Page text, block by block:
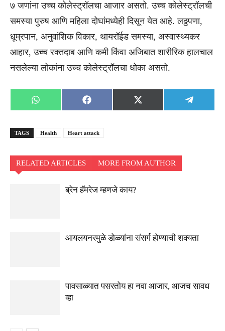
७ जणांना उच्च कोलेस्ट्रॉलचा आजार असतो. उच्च कोलेस्ट्रॉलची
समस्या पुरुष आणि महिला दोघांमध्येही दिसून येत आहे. लठ्ठपणा,
धूम्रपान, अनुवांशिक विकार, थायरॉईड समस्या, अस्वास्थ्यकर
आहार, उच्च रक्तदाब आणि कमी किंवा अजिबात शारीरिक हालचाल
नसलेल्या लोकांना उच्च कोलेस्ट्रॉलचा धोका असतो.
Share
on
WhatsApp
Share
on
Facebook
Share
on
X
(Twitter)
Share
on
TAGS Health Heart attack
RELATED ARTICLES MORE FROM AUTHOR
ब्रेन हॅमरेज म्हणजे काय?
आयलयनरमुळे डोळ्यांना संसर्ग होण्याची शक्यता
पावसाळ्यात पसरतोय हा नवा आजार, आजच सावध
व्हा